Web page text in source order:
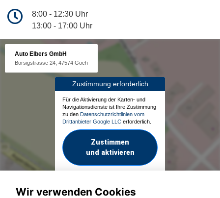
8:00 - 12:30 Uhr
13:00 - 17:00 Uhr
Auto Elbers GmbH
Borsigstrasse 24, 47574 Goch
Zustimmung erforderlich
Für die Aktivierung der Karten- und
Navigationsdienste ist Ihre Zustimmung
zu den Datenschutzrichtlinien vom
Drittanbieter Google LLC erforderlich.
Zustimmen
und aktivieren
Wir verwenden Cookies